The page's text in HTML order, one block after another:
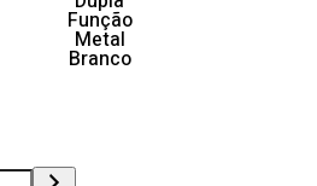
Função
Metal
Branco